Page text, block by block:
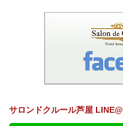
サロンドクルール芦屋 LINE@